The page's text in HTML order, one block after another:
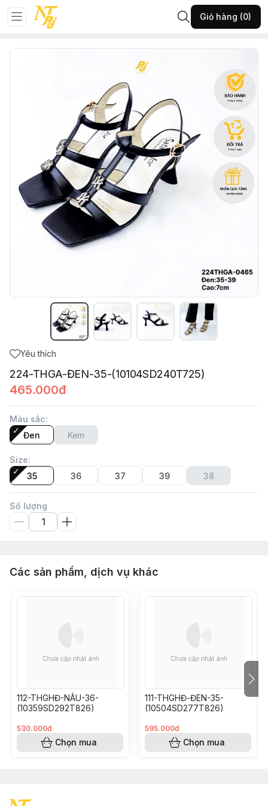
Giỏ hàng (0)
Trang chủ
224-THGA-ĐEN-35-(10104SD240T725)
Yêu thích
224-THGA-ĐEN-35-(10104SD240T725)
465.000đ
Màu sắc:
Đen
Kem
Size:
35
36 37 39 38
Số lượng
Các sản phẩm, dịch vụ khác
112-THGHĐ-NÂU-36-
(10359SD292T826)
530.000đ
Chọn mua
111-THGHĐ-ĐEN-35-
(10504SD277T826)
595.000đ
Chọn mua